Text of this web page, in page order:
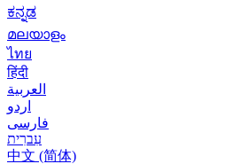
ಕನ್ನಡ
മലയാളം
ไทย
हिंदी
العربية
اردو
فارسی
עִברִית
中文 (简体)